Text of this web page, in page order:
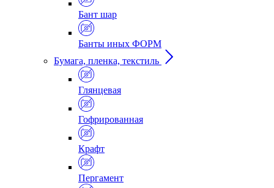
Бант шар
Банты иных ФОРМ
Бумага, пленка, текстиль
Глянцевая
Гофрированная
Крафт
Пергамент